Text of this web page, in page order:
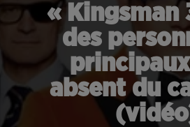
« Kingsman
des
absent du